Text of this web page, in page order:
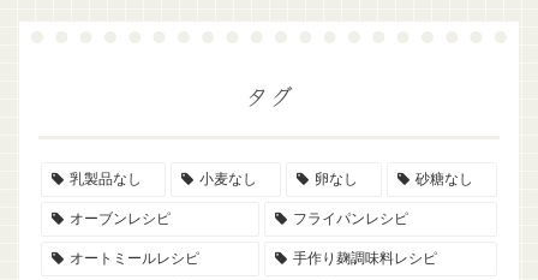
タグ
乳製品なし 小麦なし 卵なし 砂糖なし
オーブンレシピ フライパンレシピ
オートミールレシピ 手作り麹調味料レシピ